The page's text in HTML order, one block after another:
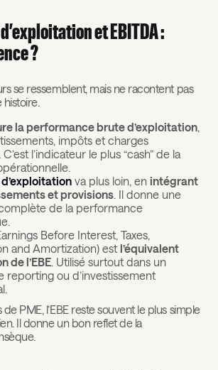
et EBITDA :
?
se ressemblent, mais ne racontent pas
la performance brute d’exploitation
impôts et charges
l’indicateur le plus “cash” de la
va plus loin, enintégrant
et provisions . Il donne une
de la performance
Before Interest, Taxes,
and Amortization) est l’équivalent
de l’EBE . Utilisé surtout dans un
reporting ou d’investissement
PME, l’EBE reste souvent le plus simple
Il donne un bon reflet de la